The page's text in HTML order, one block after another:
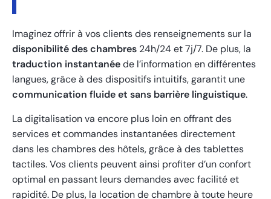
Imaginez offrir à vos clients des renseignements sur la
disponibilité des chambres 24h/24 et 7j/7. De plus, la
traduction instantanéede l’information en différentes
langues, grâce à des dispositifs intuitifs, garantit une
communication fluide et sans barrière linguistique.
La digitalisation va encore plus loin en offrant des
services et commandes instantanées directement
dans les chambres des hôtels, grâce à des tablettes
tactiles. Vos clients peuvent ainsi profiter d’un confort
optimal en passant leurs demandes avec facilité et
rapidité. De plus, la location de chambre à toute heure